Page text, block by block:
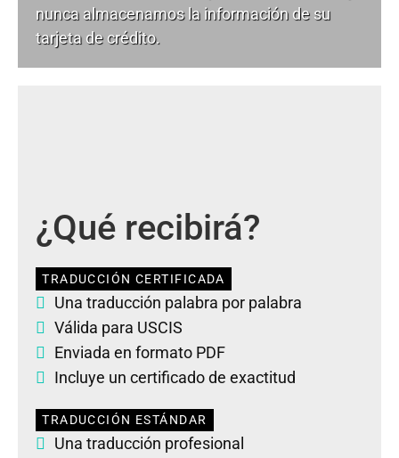
nunca almacenamos la información de su
tarjeta de crédito.
¿Qué recibirá?
TRADUCCIÓN CERTIFICADA
Una traducción palabra por palabra
Válida para USCIS
Enviada en formato PDF
Incluye un certificado de exactitud
TRADUCCIÓN ESTÁNDAR
Una traducción profesional